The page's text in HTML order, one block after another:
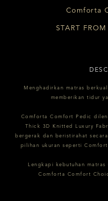
Comforta
START
Menghadirkan matras
memberikan tidur
Comforta Comfort Pedic
Thick 3D Knitted Luxury
bergerak dan beristirahat
pilihan ukuran seperti
Lengkapi kebutuhan
Comforta Comfort